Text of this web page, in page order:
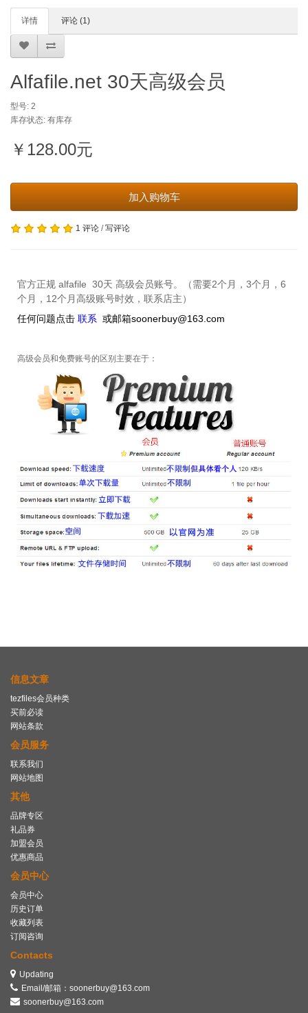
详情 评论 (1)
Alfafile.net 30天高级会员
型号: 2
库存状态: 有库存
￥128.00元
加入购物车
1 评论 /写评论
官方正规 alfafile 30天 高级会员账号。（需要2个月，3个月，6
个月，12个月高级账号时效，联系店主）
任何问题点击 联系 或邮箱soonerbuy@163.com
高级会员和免费账号的区别主要在于：
信息文章
tezfiles会员种类
买前必读
网站条款
会员服务
联系我们
网站地图
其他
品牌专区
礼品券
加盟会员
优惠商品
会员中心
会员中心
历史订单
收藏列表
订阅咨询
Contacts
Updating
Email/邮箱：soonerbuy@163.com
soonerbuy@163.com